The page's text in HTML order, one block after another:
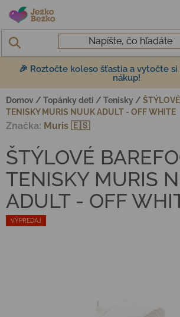
Prejsť na obsah
🎉 Roztočte koleso šťastia a vytočte
nákup!
Domov / Topánky deti / Tenisky /
TENISKY MURIS NUUK ADULT - OFF WHITE
VÝPREDAJ
ŠTÝLOVÉ
TENISKY MURIS
ADULT - OFF
Značka: Muris 🇪🇸